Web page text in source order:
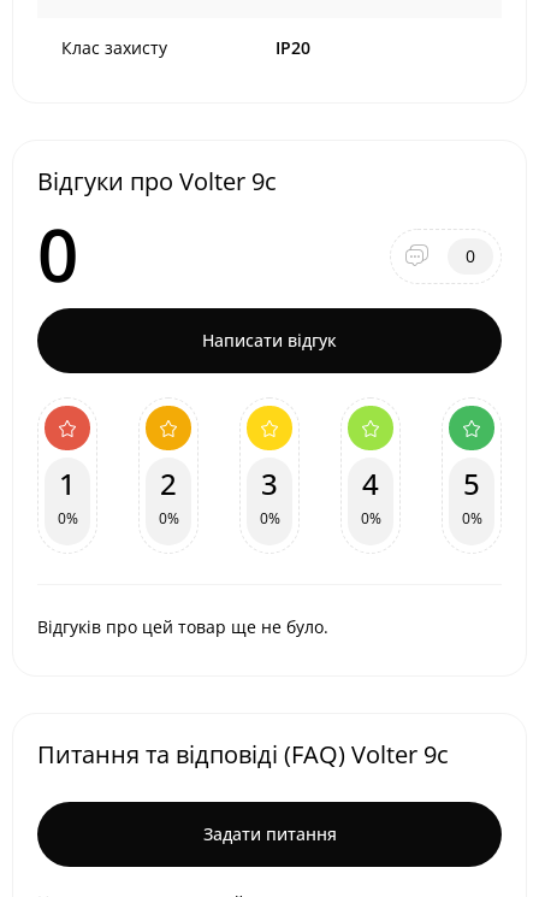
Клас захисту IP20
Відгуки про Volter 9с
0 0
Написати відгук
1
0%
2
0%
3
0%
4
0%
5
0%
Відгуків про цей товар ще не було.
Питання та відповіді (FAQ) Volter 9с
Задати питання